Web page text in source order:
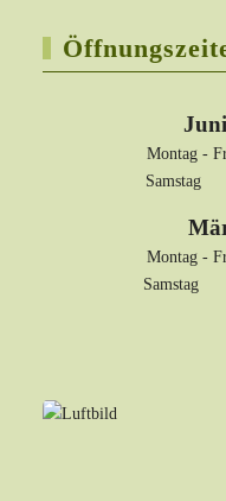
Montag -
Montag -